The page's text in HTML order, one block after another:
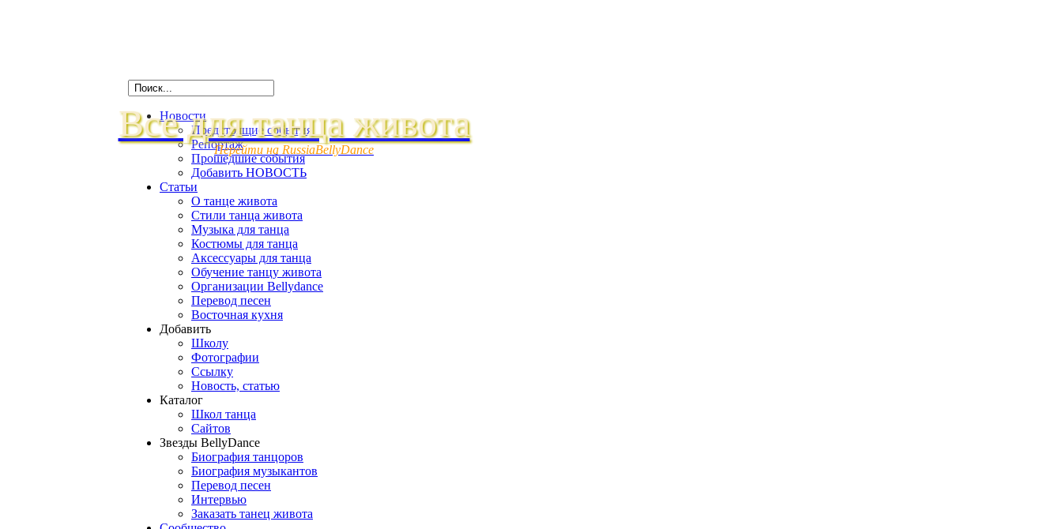
Все для танца живота
Перейти на RussiaBellyDance
Новости
Предстоящие события
Репортаж
Прошедшие события
Добавить НОВОСТЬ
Статьи
О танце живота
Стили танца живота
Музыка для танца
Костюмы для танца
Аксессуары для танца
Обучение танцу живота
Организации Bellydance
Перевод песен
Восточная кухня
Добавить
Школу
Фотографии
Ссылку
Новость, статью
Каталог
Школ танца
Сайтов
Звезды BellyDance
Биография танцоров
Биография музыкантов
Перевод песен
Интервью
Заказать танец живота